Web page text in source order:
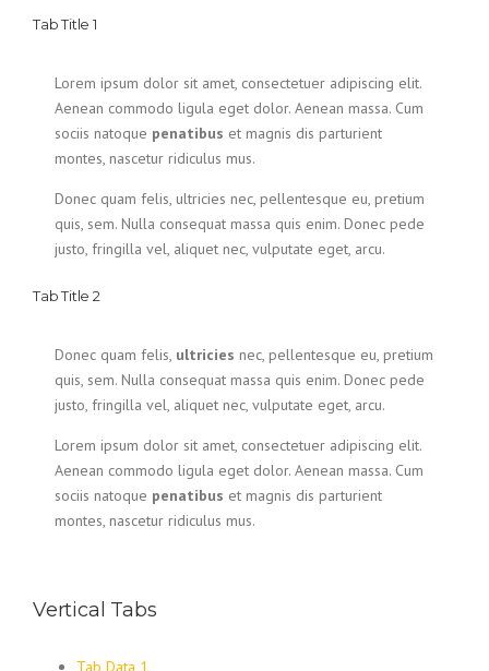
Tab Title 1
Lorem ipsum dolor sit amet, consectetuer adipiscing elit.
Aenean commodo ligula eget dolor. Aenean massa. Cum
sociis natoque penatibus et magnis dis parturient
montes, nascetur ridiculus mus.
Donec quam felis, ultricies nec, pellentesque eu, pretium
quis, sem. Nulla consequat massa quis enim. Donec pede
justo, fringilla vel, aliquet nec, vulputate eget, arcu.
Tab Title 2
Donec quam felis, ultricies nec, pellentesque eu, pretium
quis, sem. Nulla consequat massa quis enim. Donec pede
justo, fringilla vel, aliquet nec, vulputate eget, arcu.
Lorem ipsum dolor sit amet, consectetuer adipiscing elit.
Aenean commodo ligula eget dolor. Aenean massa. Cum
sociis natoque penatibus et magnis dis parturient
montes, nascetur ridiculus mus.
Vertical Tabs
Tab Data 1